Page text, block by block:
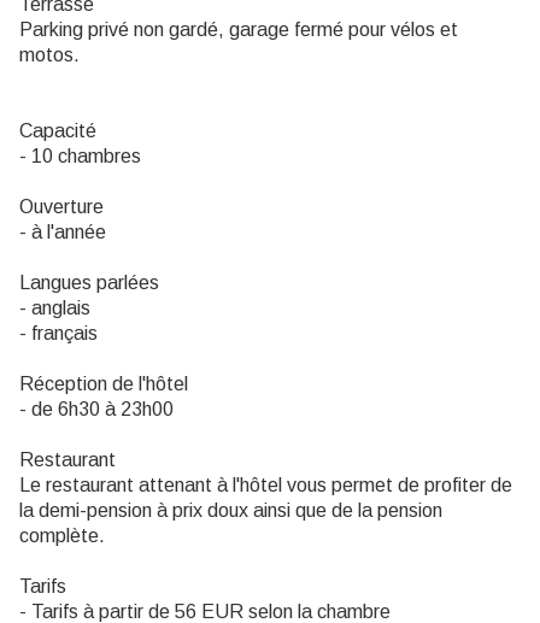
Parking privé non gardé, garage fermé pour vélos et
motos.
Capacité
- 10 chambres
Ouverture
- à l'année
Langues parlées
- anglais
- français
Réception de l'hôtel
- de 6h30 à 23h00
Restaurant
Le restaurant attenant à l'hôtel vous permet de profiter de
la demi-pension à prix doux ainsi que de la pension
complète.
Tarifs
- Tarifs à partir de 56 EUR selon la chambre